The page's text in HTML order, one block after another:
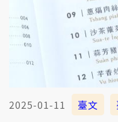
2025-01-11 臺文